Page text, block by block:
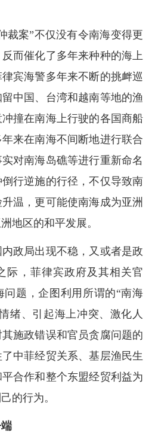
裁案”不仅没有令南海变得更
而催化了多年来种种的海上
宾海警多年来不断的挑衅巡
中国、台湾和越南等地的渔
撞在南海上行驶的各国商船
来在南海不间断地进行联合
对南海岛礁等进行重新命名
行逆施的行径，不仅导致南
温，更可能使南海成为亚洲
地区的和平发展。
政局出现不稳，又或者是政
际，菲律宾政府及其相关官
问题，企图利用所谓的“南海
绪、引起海上冲突、激化人
施政错误和官员贪腐问题的
中菲经贸关系、基层渔民生
合作和整个东盟经贸利益为
的行为。